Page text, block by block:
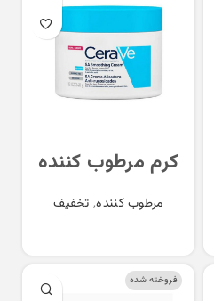
کرم مرطوب کننده
سالسیلیک اسید و
اوره سراوی Cerave
Cream
مرطوب کننده, تخفیف
فروخته شده